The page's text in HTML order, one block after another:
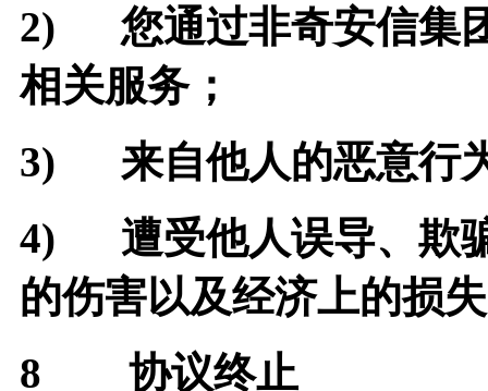
2) 您通过非奇安信集
相关服务；
3) 来自他人的恶意行
4) 遭受他人误导、欺
的伤害以及经济上的损
8 协议终止